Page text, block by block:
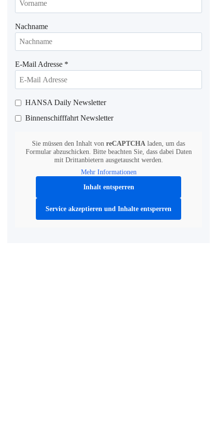
Nachname
E-Mail Adresse *
HANSA Daily Newsletter
Binnenschifffahrt Newsletter
Sie müssen den Inhalt von reCAPTCHA laden, um das
Formular abzuschicken. Bitte beachten Sie, dass dabei Daten
mit Drittanbietern ausgetauscht werden.
Mehr Informationen
Inhalt entsperren
Service akzeptieren und Inhalte entsperren